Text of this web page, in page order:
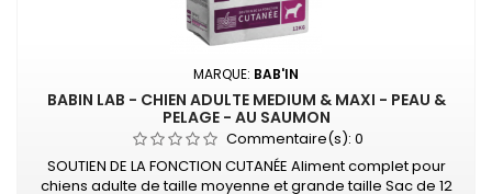
MARQUE: BAB'IN
BABIN LAB - CHIEN ADULTE MEDIUM & MAXI - PEAU &
PELAGE - AU SAUMON
Commentaire(s): 0
SOUTIEN DE LA FONCTION CUTANÉE Aliment complet pour
chiens adulte de taille moyenne et grande taille Sac de 12